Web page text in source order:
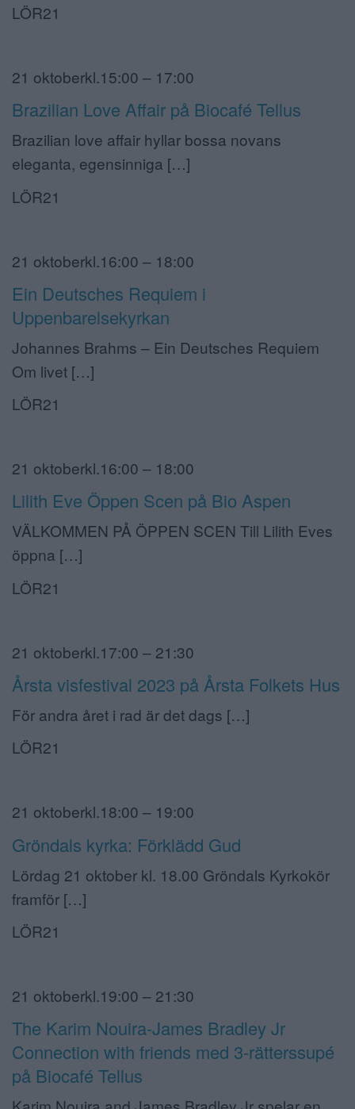
LÖR21
21 oktoberkl.15:00 – 17:00
Brazilian Love Affair på Biocafé Tellus
Brazilian love affair hyllar bossa novans
eleganta, egensinniga […]
LÖR21
21 oktoberkl.16:00 – 18:00
Ein Deutsches Requiem i
Uppenbarelsekyrkan
Johannes Brahms – Ein Deutsches Requiem
Om livet […]
LÖR21
21 oktoberkl.16:00 – 18:00
Lilith Eve Öppen Scen på Bio Aspen
VÄLKOMMEN PÅ ÖPPEN SCEN Till Lilith Eves
öppna […]
LÖR21
21 oktoberkl.17:00 – 21:30
Årsta visfestival 2023 på Årsta Folkets Hus
För andra året i rad är det dags […]
LÖR21
21 oktoberkl.18:00 – 19:00
Gröndals kyrka: Förklädd Gud
Lördag 21 oktober kl. 18.00 Gröndals Kyrkokör
framför […]
LÖR21
21 oktoberkl.19:00 – 21:30
The Karim Nouira-James Bradley Jr
Connection with friends med 3-rätterssupé
på Biocafé Tellus